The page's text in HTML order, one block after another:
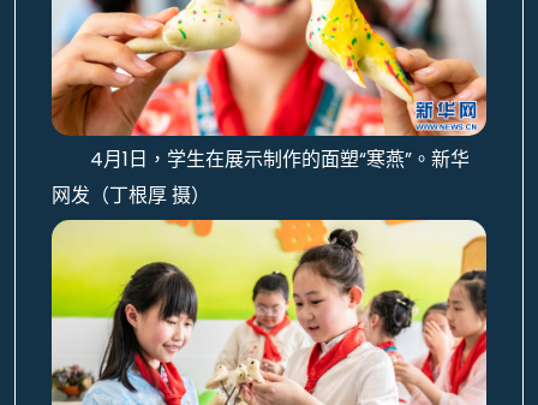
4月1日，学生在展示制作的面塑“寒燕”。新华
网发（丁根厚 摄）